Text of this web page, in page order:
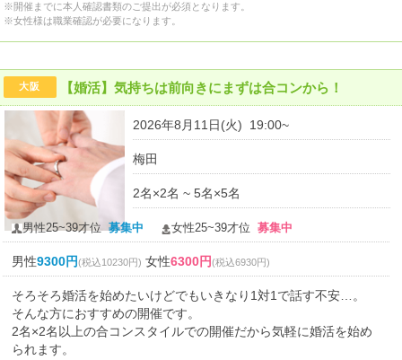
※開催までに本人確認書類のご提出が必須となります。
※女性様は職業確認が必要になります。
大阪 【婚活】気持ちは前向きにまずは合コンから！
2026年8月11日(火) 19:00~
梅田
2名×2名 ~ 5名×5名
男性25~39才位募集中 女性25~39才位 募集中
男性9300円(税込10230円) 女性6300円(税込6930円)
そろそろ婚活を始めたいけどでもいきなり1対1で話す不安…。
そんな方におすすめの開催です。
2名×2名以上の合コンスタイルでの開催だから気軽に婚活を始め
られます。